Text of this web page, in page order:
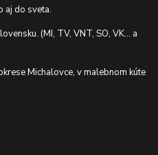
aj do sveta.
(MI, TV, VNT, SO, VK... a
Michalovce, v malebnom kúte